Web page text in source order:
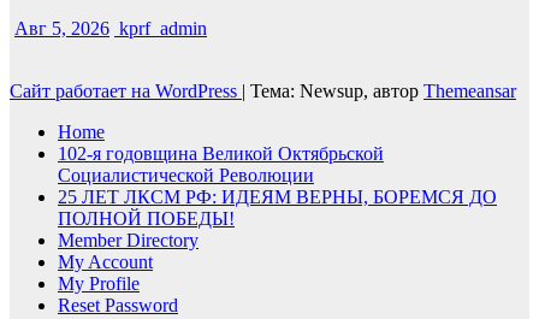
Авг 5, 2026 kprf_admin
Сайт работает на WordPress | Тема: Newsup, автор Themeansar
Home
102-я годовщина Великой Октябрьской
Социалистической Революции
25 ЛЕТ ЛКСМ РФ: ИДЕЯМ ВЕРНЫ, БОРЕМСЯ ДО
ПОЛНОЙ ПОБЕДЫ!
Member Directory
My Account
My Profile
Reset Password